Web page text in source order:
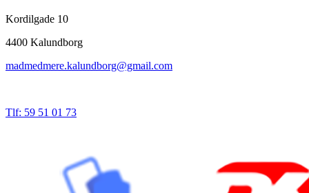
Kordilgade 10
4400 Kalundborg
madmedmere.kalundborg@gmail.com
Tlf: 59 51 01 73